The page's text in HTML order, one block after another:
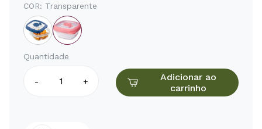
COR: Transparente
Quantidade
- +
Adicionar ao
carrinho